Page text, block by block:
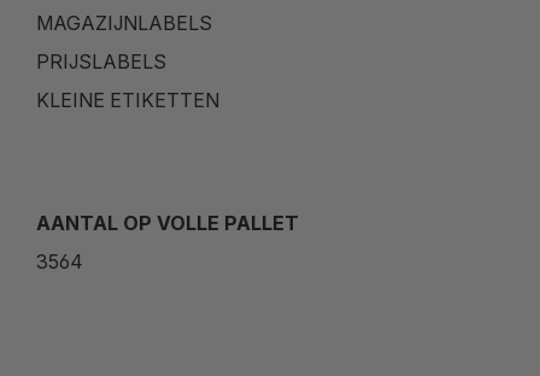
MAGAZIJNLABELS
PRIJSLABELS
KLEINE ETIKETTEN
AANTAL OP VOLLE PALLET
3564